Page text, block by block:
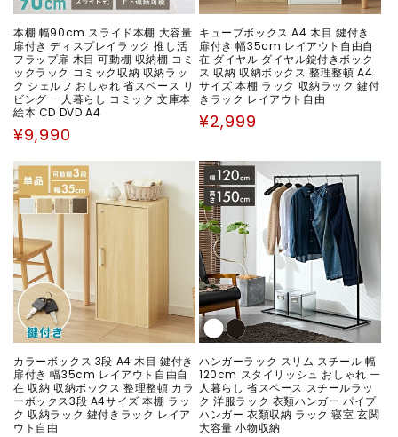
本棚 幅90cm スライド本棚 大容量
扉付き ディスプレイラック 推し活
フラップ扉 木目 可動棚 収納棚 コミ
ックラック コミック収納 収納ラッ
ク シェルフ おしゃれ 省スペース リ
ビング 一人暮らし コミック 文庫本
絵本 CD DVD A4
通
価
格
¥9,990
キューブボックス A4 木目 鍵付き
扉付き 幅35cm レイアウト自由自
在 ダイヤル ダイヤル錠付きボック
ス 収納 収納ボックス 整理整頓 A4
サイズ 本棚 ラック 収納ラック 鍵付
きラック レイアウト自由
通
価
格
¥2,999
カラーボックス 3段 A4 木目 鍵付き
扉付き 幅35cm レイアウト自由自
在 収納 収納ボックス 整理整頓 カラ
ーボックス3段 A4サイズ 本棚 ラッ
ク 収納ラック 鍵付きラック レイア
ウト自由
ハンガーラック スリム スチール 幅
120cm スタイリッシュ おしゃれ 一
人暮らし 省スペース スチールラッ
ク 洋服ラック 衣類ハンガー パイプ
ハンガー 衣類収納 ラック 寝室 玄関
大容量 小物収納